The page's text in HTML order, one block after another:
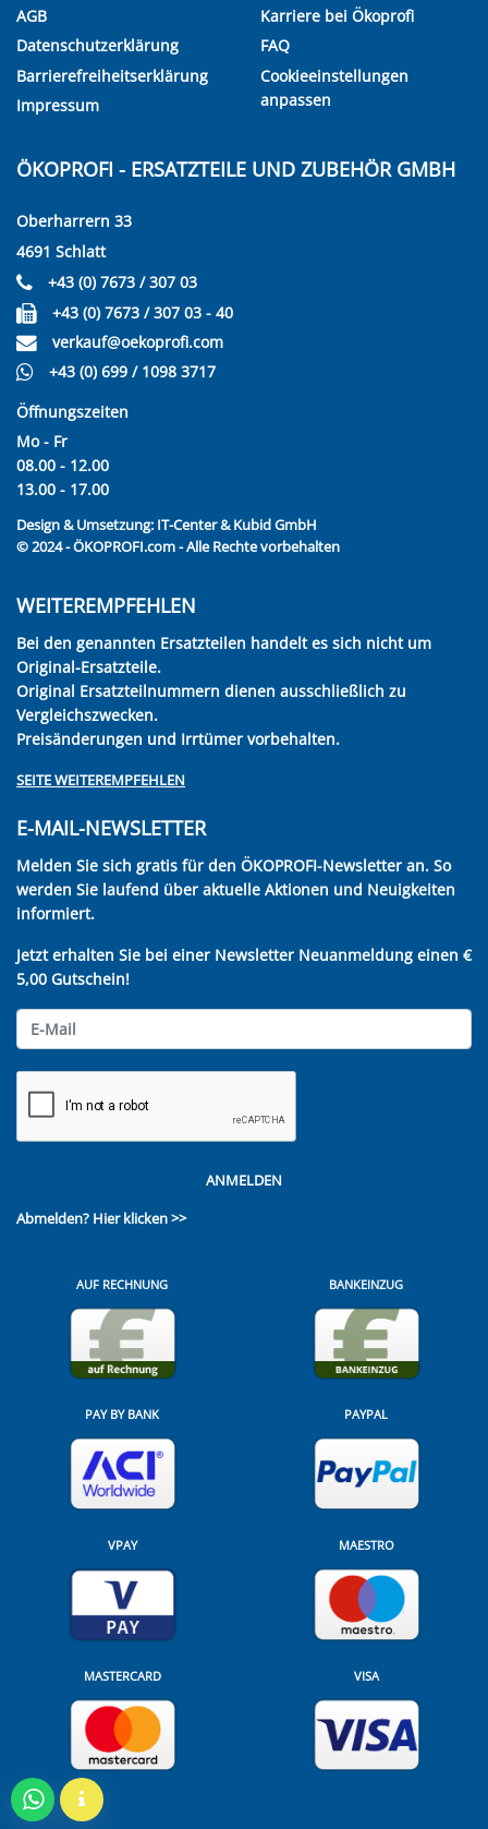
AGB
Datenschutzerklärung
Barrierefreiheitserklärung
Impressum
Karriere bei Ökoprofi
FAQ
Cookieeinstellungen
anpassen
ÖKOPROFI - ERSATZTEILE UND ZUBEHÖR GMBH
Oberharrern 33
4691 Schlatt
+43 (0) 7673 / 307 03
+43 (0) 7673 / 307 03 - 40
verkauf@oekoprofi.com
+43 (0) 699 / 1098 3717
Öffnungszeiten
Mo - Fr
08.00 - 12.00
13.00 - 17.00
Design & Umsetzung: IT-Center & Kubid GmbH
© 2024 - ÖKOPROFI.com - Alle Rechte vorbehalten
WEITEREMPFEHLEN
Bei den genannten Ersatzteilen handelt es sich nicht um
Original-Ersatzteile.
Original Ersatzteilnummern dienen ausschließlich zu
Vergleichszwecken.
Preisänderungen und Irrtümer vorbehalten.
SEITE WEITEREMPFEHLEN
E-MAIL-NEWSLETTER
Melden Sie sich gratis für den ÖKOPROFI-Newsletter an. So
werden Sie laufend über aktuelle Aktionen und Neuigkeiten
informiert.
Jetzt erhalten Sie bei einer Newsletter Neuanmeldung einen €
5,00 Gutschein!
ANMELDEN
Abmelden? Hier klicken >>
AUF RECHNUNG BANKEINZUG
PAY BY BANK PAYPAL
VPAY MAESTRO
MASTERCARD VISA